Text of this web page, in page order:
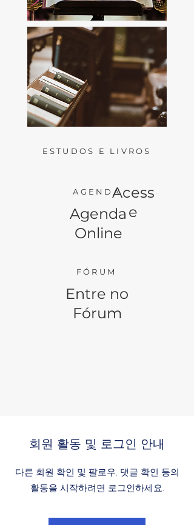
ESTUDOS E LIVROS
Acess
e
AGENDA
Agenda
Online
FÓRUM
Entre no
Fórum
회원 활동 및 로그인 안내
다른 회원 확인 및 팔로우, 댓글 확인 등의
활동을 시작하려면 로그인하세요.